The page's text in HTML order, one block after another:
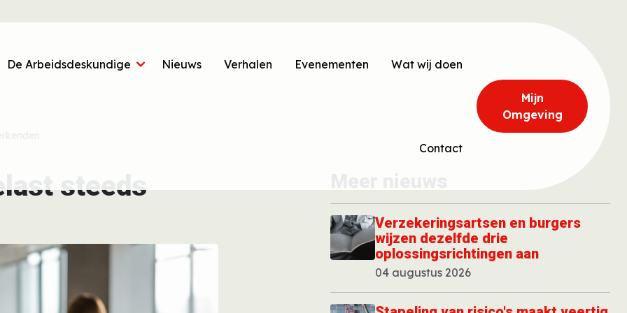
De Arbeidsdeskundige Nieuws Verhalen Evenementen Wat wij doen
Contact
"Mijn" menu
Mijn
Omgeving
steeds
Verzekeringsartsen en burgers
wijzen dezelfde drie
oplossingsrichtingen aan
04 augustus 2026